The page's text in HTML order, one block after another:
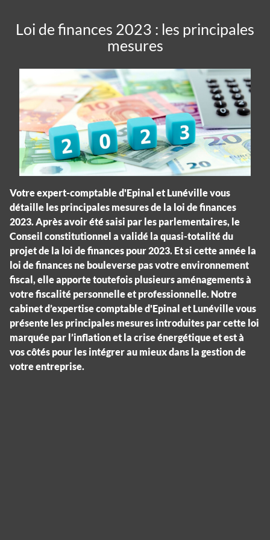
Loi de finances 2023 : les principales
mesures
Votre expert-comptable d'Epinal et Lunéville vous
détaille les principales mesures de la loi de finances
2023. Après avoir été saisi par les parlementaires, le
Conseil constitutionnel a validé la quasi-totalité du
projet de la loi de finances pour 2023. Et si cette année la
loi de finances ne bouleverse pas votre environnement
fiscal, elle apporte toutefois plusieurs aménagements à
votre fiscalité personnelle et professionnelle. Notre
cabinet d’expertise comptable d'Epinal et Lunéville vous
présente les principales mesures introduites par cette loi
marquée par l’inflation et la crise énergétique et est à
vos côtés pour les intégrer au mieux dans la gestion de
votre entreprise.